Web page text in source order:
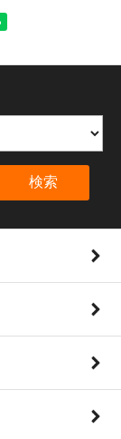
検索